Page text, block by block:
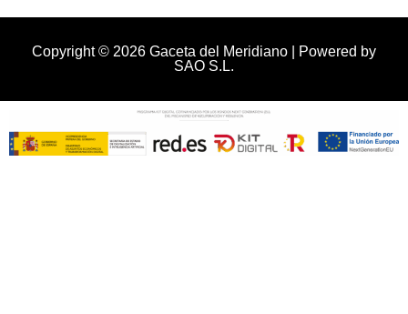
Copyright © 2026 Gaceta del Meridiano | Powered by
SAO S.L.